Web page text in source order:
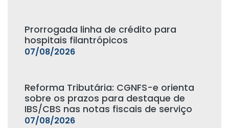
Prorrogada linha de crédito para
hospitais filantrópicos
07/08/2026
Reforma Tributária: CGNFS-e orienta
sobre os prazos para destaque de
IBS/CBS nas notas fiscais de serviço
07/08/2026